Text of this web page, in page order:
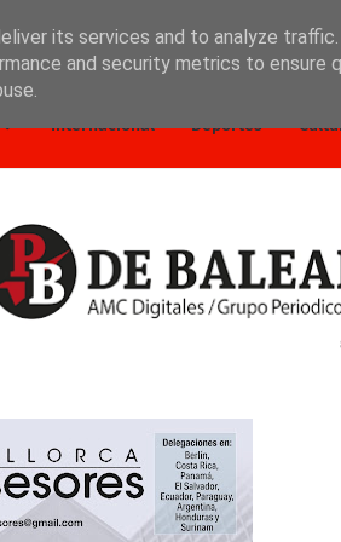
Internacional Deportes
its services and to analyze
and security metrics to ensure